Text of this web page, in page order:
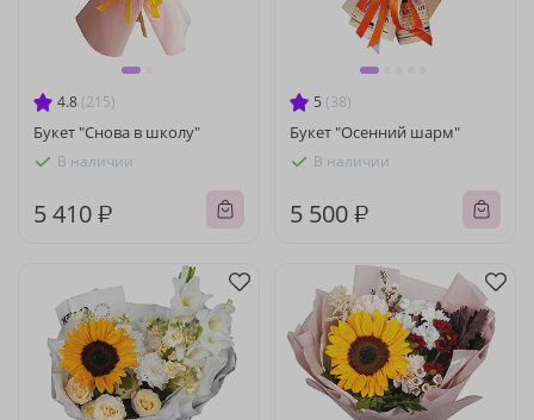
4.8 (215)
Букет "Снова в школу"
В наличии
5 410 ₽
5 (38)
Букет "Осенний шарм"
В наличии
5 500 ₽